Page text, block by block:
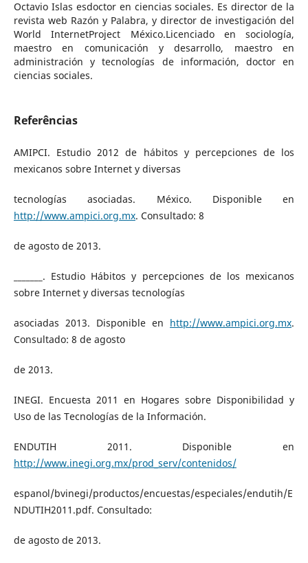
Octavio Islas esdoctor en ciencias sociales. Es director de la
revista web Razón y Palabra, y director de investigación del
World InternetProject México.Licenciado en sociología,
maestro en comunicación y desarrollo, maestro en
administración y tecnologías de información, doctor en
ciencias sociales.
Referências
AMIPCI. Estudio 2012 de hábitos y percepciones de los
mexicanos sobre Internet y diversas
tecnologías asociadas. México. Disponible en
http://www.ampici.org.mx. Consultado: 8
de agosto de 2013.
_______. Estudio Hábitos y percepciones de los mexicanos
sobre Internet y diversas tecnologías
asociadas 2013. Disponible en http://www.ampici.org.mx.
Consultado: 8 de agosto
de 2013.
INEGI. Encuesta 2011 en Hogares sobre Disponibilidad y
Uso de las Tecnologías de la Información.
ENDUTIH 2011. Disponible en
http://www.inegi.org.mx/prod_serv/contenidos/
espanol/bvinegi/productos/encuestas/especiales/endutih/E
NDUTIH2011.pdf. Consultado:
de agosto de 2013.